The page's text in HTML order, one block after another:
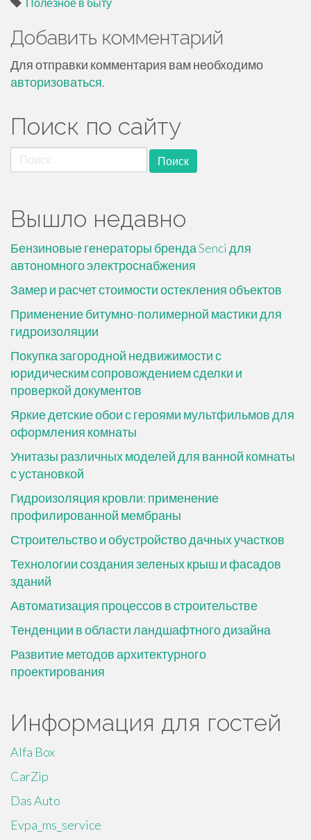
Добавить комментарий
Для отправки комментария вам необходимо
авторизоваться.
Поиск по сайту
Найти:
Вышло недавно
Бензиновые генераторы бренда Senci для
автономного электроснабжения
Замер и расчет стоимости остекления объектов
Применение битумно-полимерной мастики для
гидроизоляции
Покупка загородной недвижимости с
юридическим сопровождением сделки и
проверкой документов
Яркие детские обои с героями мультфильмов для
оформления комнаты
Унитазы различных моделей для ванной комнаты
с установкой
Гидроизоляция кровли: применение
профилированной мембраны
Строительство и обустройство дачных участков
Технологии создания зеленых крыш и фасадов
зданий
Автоматизация процессов в строительстве
Тенденции в области ландшафтного дизайна
Развитие методов архитектурного
проектирования
Информация для гостей
Alfa Box
CarZip
Das Auto
Evpa_ms_service